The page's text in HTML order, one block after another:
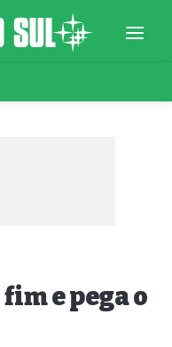
e pega o